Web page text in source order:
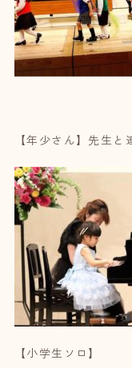
【年少さん】先生と
【小学生ソロ】